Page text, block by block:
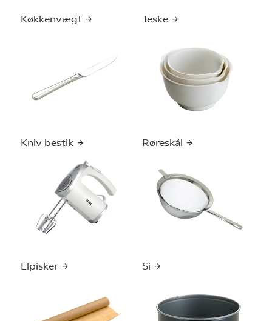
Køkkenvægt Teske
Kniv bestik Røreskål
Elpisker Si